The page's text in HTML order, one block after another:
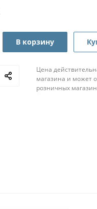
В корзину
Цена
магазина и может
розничных